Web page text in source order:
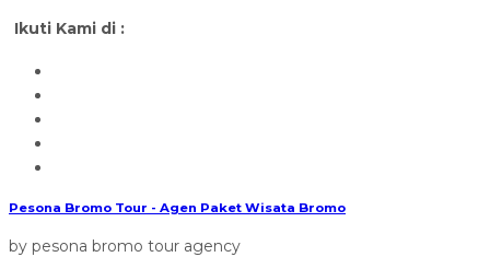
Ikuti Kami di :
Pesona Bromo Tour - Agen Paket Wisata Bromo
by pesona bromo tour agency